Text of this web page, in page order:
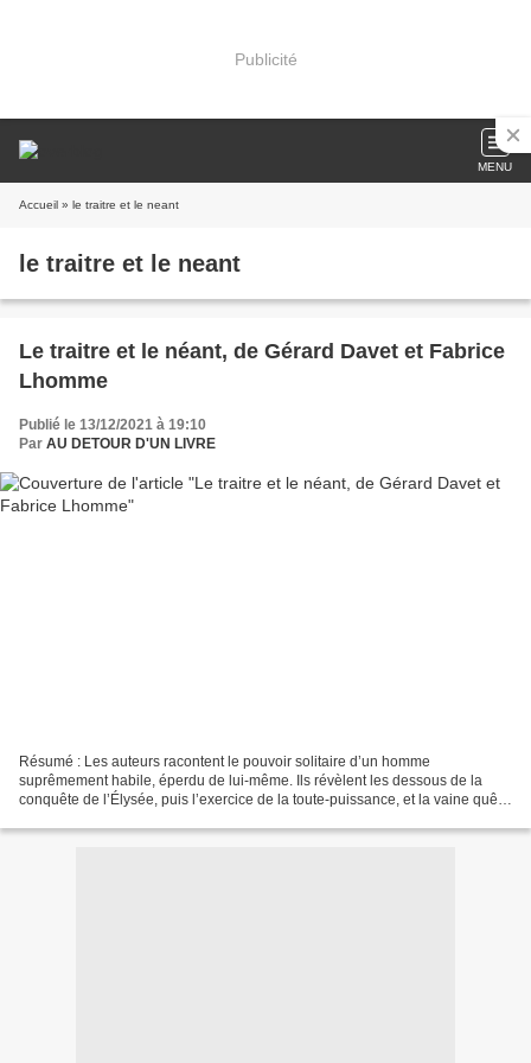
Publicité
MENU
Accueil » le traitre et le neant
le traitre et le neant
Le traitre et le néant, de Gérard Davet et Fabrice
Lhomme
Publié le 13/12/2021 à 19:10
Par AU DETOUR D'UN LIVRE
Résumé : Les auteurs racontent le pouvoir solitaire d’un homme
suprêmement habile, éperdu de lui-même. Ils révèlent les dessous de la
conquête de l’Élysée, puis l’exercice de la toute-puissance, et la vaine quête